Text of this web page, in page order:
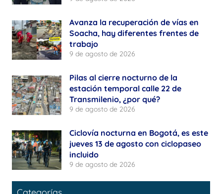
Avanza la recuperación de vías en
Soacha, hay diferentes frentes de
trabajo
9 de agosto de 2026
Pilas al cierre nocturno de la
estación temporal calle 22 de
Transmilenio, ¿por qué?
9 de agosto de 2026
Ciclovía nocturna en Bogotá, es este
jueves 13 de agosto con ciclopaseo
incluido
9 de agosto de 2026